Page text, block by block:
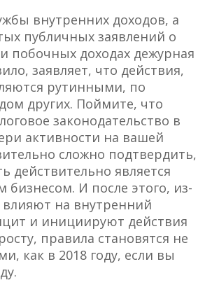
внутренних доходов, а
публичных заявлений о
побочных доходах дежурная
заявляет, что действия,
рутинными, по
других. Поймите, что
законодательство в
активности на вашей
сложно подтвердить,
действительно является
бизнесом. И после этого, из-
влияют на внутренний
и инициируют действия
правила становятся не
как в 2018 году, если вы